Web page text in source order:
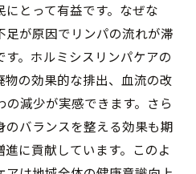
ミシスリンパケアがもた
果
ケアで足のむくみを取る
るホルミシスリンパケア
とって有益です。なぜな
足が原因でリンパの流れが滞
。ホルミシスリンパケアの
の効果的な排出、血流の改
減少が実感できます。さら
のバランスを整える効果も期
に貢献しています。このよ